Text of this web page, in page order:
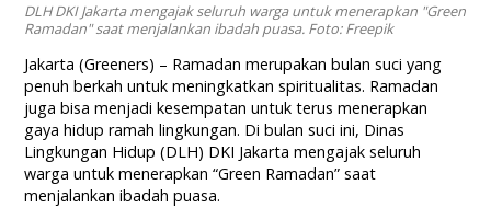
DLH DKI Jakarta mengajak seluruh warga untuk menerapkan "Green
Ramadan" saat menjalankan ibadah puasa. Foto: Freepik
Jakarta (Greeners) – Ramadan merupakan bulan suci yang
penuh berkah untuk meningkatkan spiritualitas. Ramadan
juga bisa menjadi kesempatan untuk terus menerapkan
gaya hidup ramah lingkungan. Di bulan suci ini, Dinas
Lingkungan Hidup (DLH) DKI Jakarta mengajak seluruh
warga untuk menerapkan “Green Ramadan” saat
menjalankan ibadah puasa.